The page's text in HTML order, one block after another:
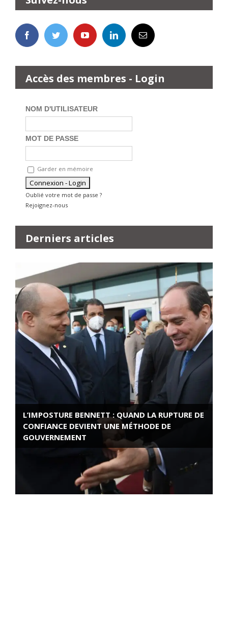
Accès des membres - Login
NOM D'UTILISATEUR
MOT DE PASSE
Garder en mémoire
Oublié votre mot de passe ?
Rejoignez-nous
Derniers articles
L’IMPOSTURE BENNETT : QUAND LA RUPTURE DE
CONFIANCE DEVIENT UNE MÉTHODE DE
GOUVERNEMENT
ROSE VALLAND, HEROÏNE DE LA RESISTANCE